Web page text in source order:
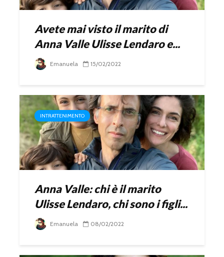
Avete mai visto il marito di
Anna Valle Ulisse Lendaro e...
Emanuela 15/02/2022
INTRATTENIMENTO
Anna Valle: chi è il marito
Ulisse Lendaro, chi sono i figli...
Emanuela 08/02/2022